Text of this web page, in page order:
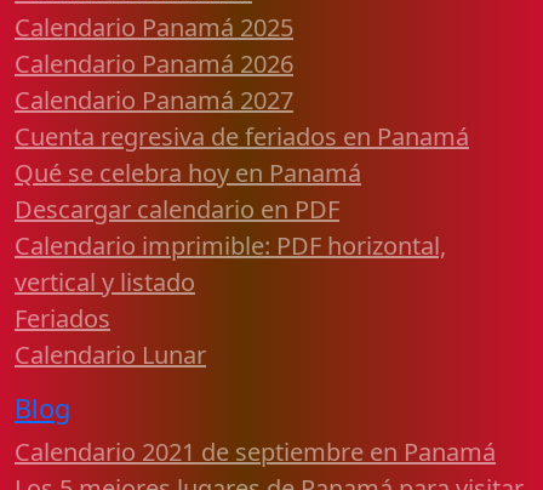
Calendario Panamá 2025
Calendario Panamá 2026
Calendario Panamá 2027
Cuenta regresiva de feriados en Panamá
Qué se celebra hoy en Panamá
Descargar calendario en PDF
Calendario imprimible: PDF horizontal,
vertical y listado
Feriados
Calendario Lunar
Blog
Calendario 2021 de septiembre en Panamá